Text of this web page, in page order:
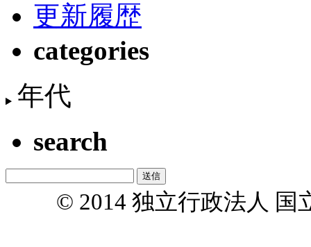
更新履歴
categories
年代
search
© 2014 独立行政法人 国